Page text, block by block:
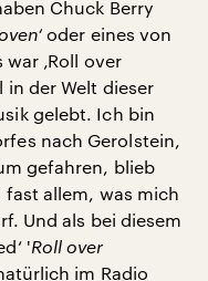
Chuck Berry
oder eines von
‚Roll over
in der Welt dieser
gelebt. Ich bin
nach Gerolstein,
gefahren, blieb
allem, was mich
Und als bei diesem
'Roll over
im Radio